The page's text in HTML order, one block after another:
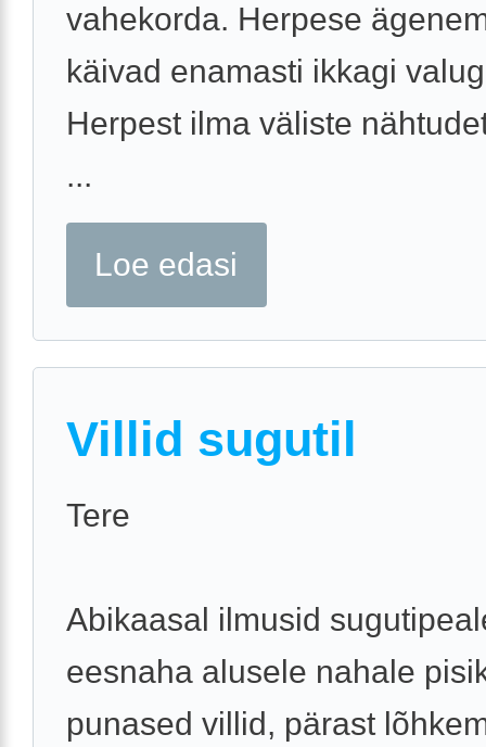
vahekorda. Herpese
käivad enamasti ikkagi
Herpest ilma väliste
...
Loe edasi
Villid sugutil
Tere
Abikaasal ilmusid
eesnaha alusele nahale
punased villid, pärast